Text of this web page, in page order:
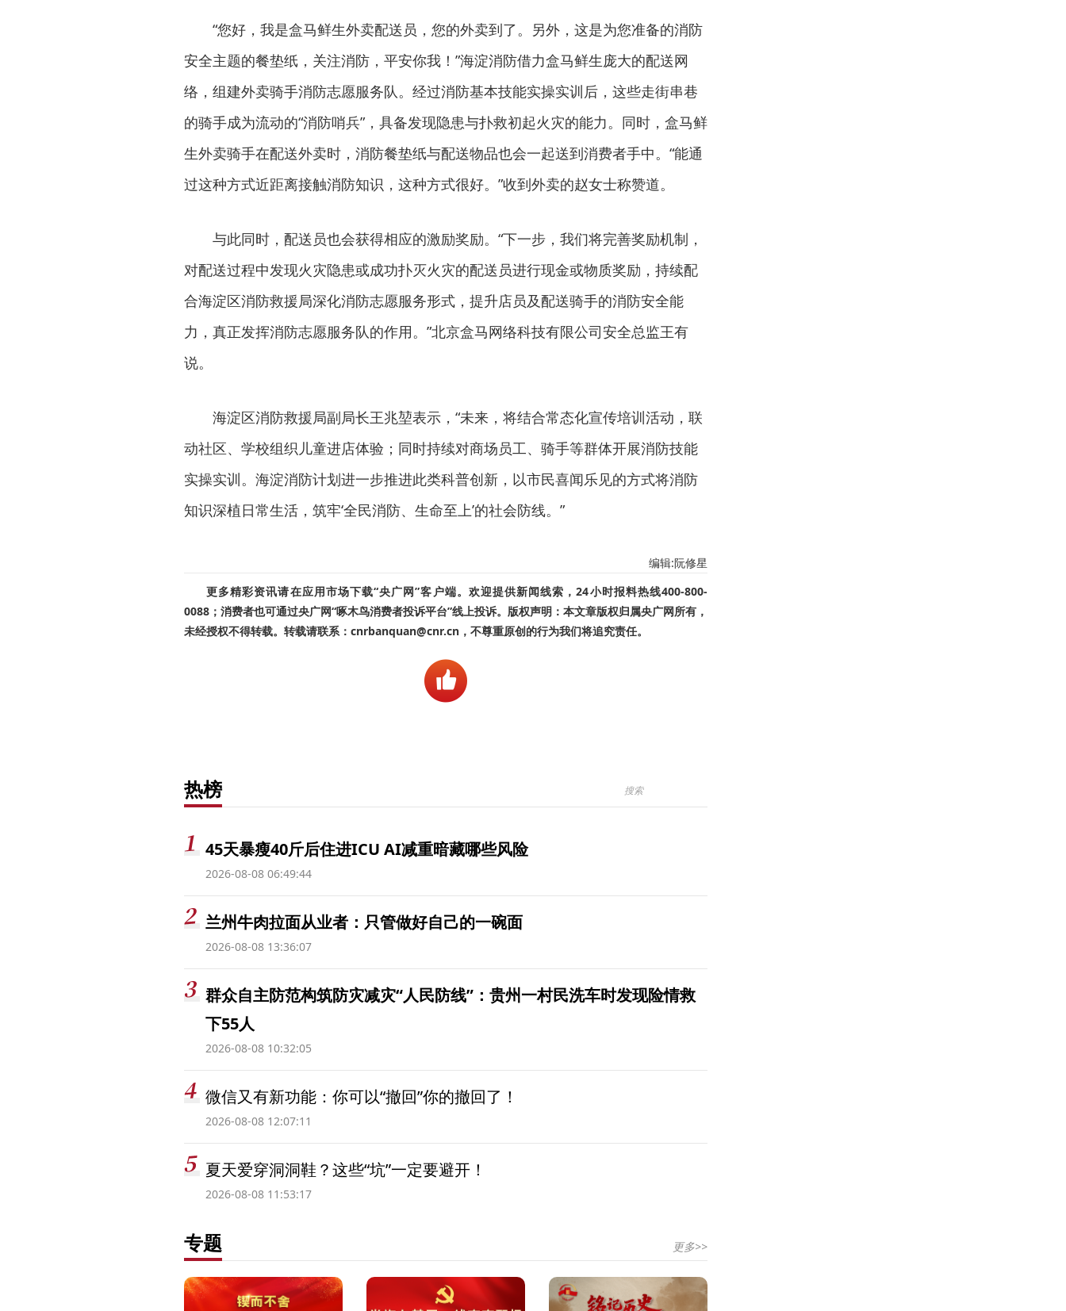
“您好，我是盒马鲜生外卖配送员，您的外卖到了。另外，这是为您准备的消防
安全主题的餐垫纸，关注消防，平安你我！”海淀消防借力盒马鲜生庞大的配送网
络，组建外卖骑手消防志愿服务队。经过消防基本技能实操实训后，这些走街串巷
的骑手成为流动的“消防哨兵”，具备发现隐患与扑救初起火灾的能力。同时，盒马鲜
生外卖骑手在配送外卖时，消防餐垫纸与配送物品也会一起送到消费者手中。“能通
过这种方式近距离接触消防知识，这种方式很好。”收到外卖的赵女士称赞道。
与此同时，配送员也会获得相应的激励奖励。“下一步，我们将完善奖励机制，
对配送过程中发现火灾隐患或成功扑灭火灾的配送员进行现金或物质奖励，持续配
合海淀区消防救援局深化消防志愿服务形式，提升店员及配送骑手的消防安全能
力，真正发挥消防志愿服务队的作用。”北京盒马网络科技有限公司安全总监王有
说。
海淀区消防救援局副局长王兆堃表示，“未来，将结合常态化宣传培训活动，联
动社区、学校组织儿童进店体验；同时持续对商场员工、骑手等群体开展消防技能
实操实训。海淀消防计划进一步推进此类科普创新，以市民喜闻乐见的方式将消防
知识深植日常生活，筑牢‘全民消防、生命至上’的社会防线。”
编辑:阮修星
更多精彩资讯请在应用市场下载“央广网”客户端。欢迎提供新闻线索，24小时报料热线400-800-
0088；消费者也可通过央广网“啄木鸟消费者投诉平台”线上投诉。版权声明：本文章版权归属央广网所有，
未经授权不得转载。转载请联系：cnrbanquan@cnr.cn，不尊重原创的行为我们将追究责任。
热榜
45天暴瘦40斤后住进ICU AI减重暗藏哪些风险
2026-08-08 06:49:44
兰州牛肉拉面从业者：只管做好自己的一碗面
2026-08-08 13:36:07
群众自主防范构筑防灾减灾“人民防线”：贵州一村民洗车时发现险情救
下55人
2026-08-08 10:32:05
微信又有新功能：你可以“撤回”你的撤回了！
2026-08-08 12:07:11
夏天爱穿洞洞鞋？这些“坑”一定要避开！
2026-08-08 11:53:17
专题 更多>>